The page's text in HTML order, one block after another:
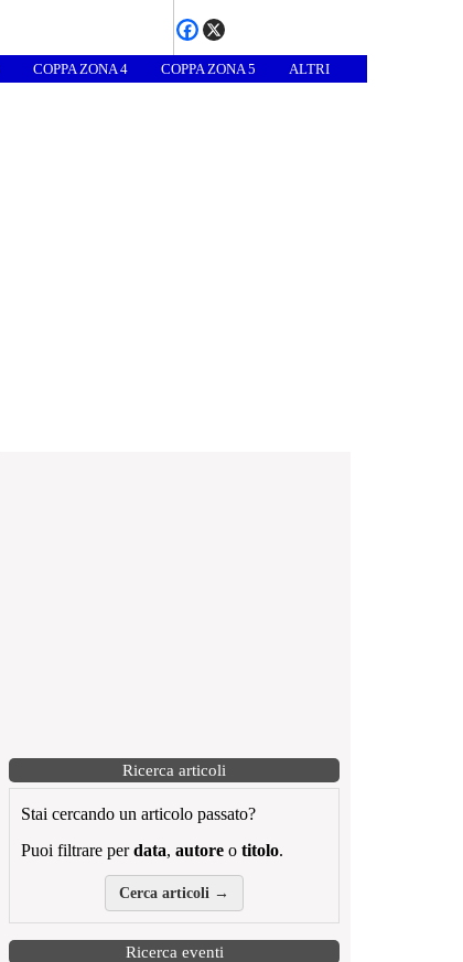
COPPA ZONA 4 COPPA ZONA 5 ALTRI
Ricerca articoli
Stai cercando un articolo passato?
Puoi filtrare perdata, autore o titolo.
Cerca articoli →
Ricerca eventi